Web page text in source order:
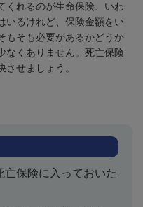
くれるのが生命保険、いわ
いるけれど、保険金額をい
もそも必要があるかどうか
なくありません。死亡保険
せましょう。
亡保険に入っておいた